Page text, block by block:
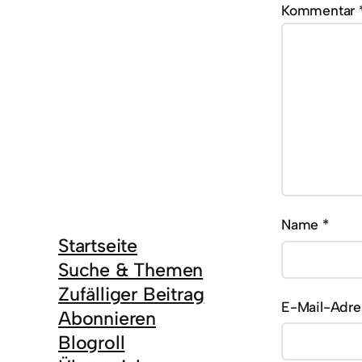
Startseite
Suche & Themen
Zufälliger Beitrag
Abonnieren
Blogroll
Kommentar
Name *
E-Mail-